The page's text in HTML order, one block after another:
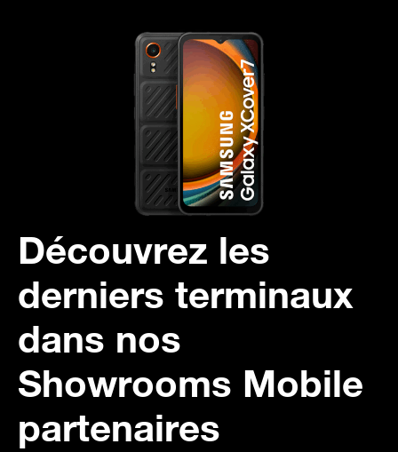
Découvrez les
derniers terminaux
dans nos
Showrooms Mobile
partenaires